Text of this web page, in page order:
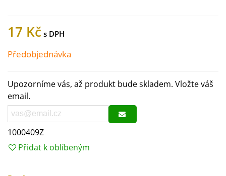
17 Kč
Předobjednávka
Upozorníme vás, až produkt bude skladem. Vložte váš
email.
1000409Z
Přidat k oblíbeným